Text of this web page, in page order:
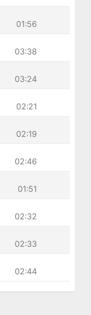
01:56
03:38
03:24
02:21
02:19
02:46
01:51
02:32
02:33
02:44